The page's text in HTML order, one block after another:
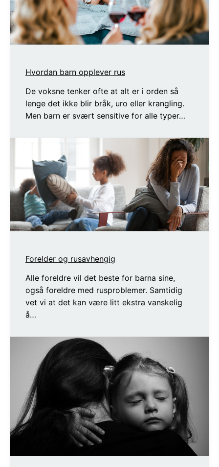
Hvordan barn opplever rus
De voksne tenker ofte at alt er i orden så
lenge det ikke blir bråk, uro eller krangling.
Men barn er svært sensitive for alle typer…
Forelder og rusavhengig
Alle foreldre vil det beste for barna sine,
også foreldre med rusproblemer. Samtidig
vet vi at det kan være litt ekstra vanskelig
å…